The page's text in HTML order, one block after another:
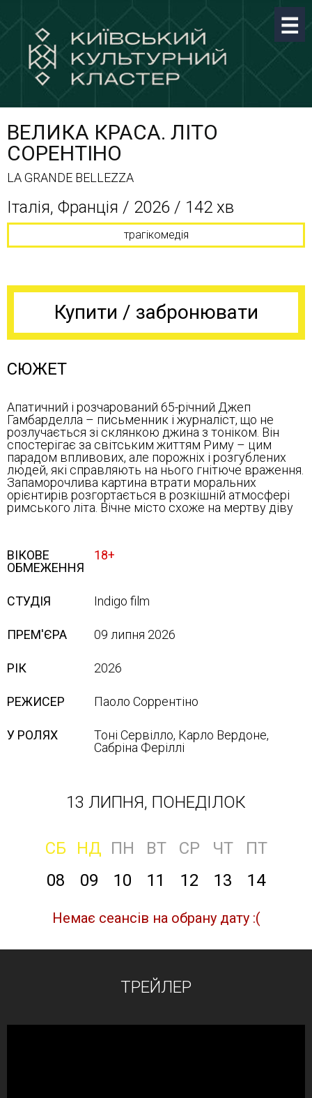
ВЕЛИКА КРАСА. ЛІТО
СОРЕНТІНО
LA GRANDE BELLEZZA
Італія, Франція / 2026 / 142 хв
трагікомедія
Купити / забронювати
СЮЖЕТ
Апатичний і розчарований 65-річний Джеп
Гамбарделла – письменник і журналіст, що не
розлучається зі склянкою джина з тоніком. Він
спостерігає за світським життям Риму – цим
парадом впливових, але порожніх і розгублених
людей, які справляють на нього гнітюче враження.
Запаморочлива картина втрати моральних
орієнтирів розгортається в розкішній атмосфері
римського літа. Вічне місто схоже на мертву діву
ВІКОВЕ
ОБМЕЖЕННЯ
18+
СТУДІЯ Indigo film
ПРЕМ'ЄРА 09 липня 2026
РІК 2026
РЕЖИСЕР Паоло Соррентіно
У РОЛЯХ
Тоні Сервілло, Карло Вердоне,
Сабріна Феріллі
13 ЛИПНЯ, ПОНЕДІЛОК
СБ НД ПН ВТ СР ЧТ
ПТ
08
09 10 11 12 13 14
Немає сеансів на обрану дату :(
ТРЕЙЛЕР